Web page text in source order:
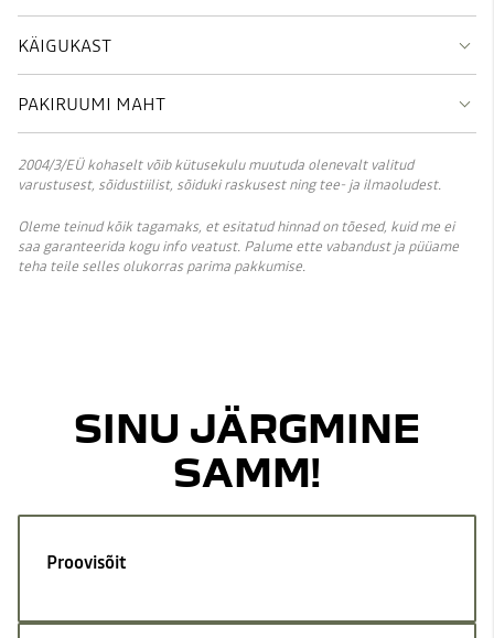
KÄIGUKAST
PAKIRUUMI MAHT
2004/3/EÜ kohaselt võib kütusekulu muutuda olenevalt valitud
varustusest, sõidustiilist, sõiduki raskusest ning tee- ja ilmaoludest.
Oleme teinud kõik tagamaks, et esitatud hinnad on tõesed, kuid me ei
saa garanteerida kogu info veatust. Palume ette vabandust ja püüame
teha teile selles olukorras parima pakkumise.
SINU JÄRGMINE
SAMM!
Proovisõit